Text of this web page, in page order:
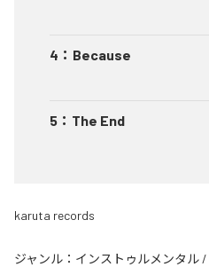
4 ： Because
5 ： The End
karuta records
ジャンル： インストゥルメンタル /